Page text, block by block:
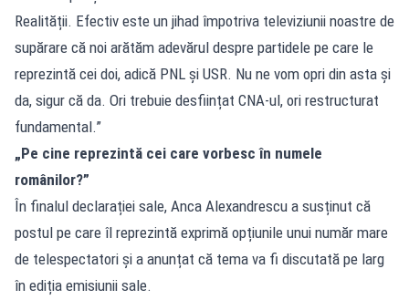
Realității. Efectiv este un jihad împotriva televiziunii noastre de
supărare că noi arătăm adevărul despre partidele pe care le
reprezintă cei doi, adică PNL și USR. Nu ne vom opri din asta și
da, sigur că da. Ori trebuie desființat CNA-ul, ori restructurat
fundamental.”
„Pe cine reprezintă cei care vorbesc în numele
românilor?”
În finalul declarației sale, Anca Alexandrescu a susținut că
postul pe care îl reprezintă exprimă opțiunile unui număr mare
de telespectatori și a anunțat că tema va fi discutată pe larg
în ediția emisiunii sale.